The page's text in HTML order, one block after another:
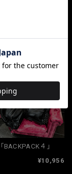
「BACKPACK４」
¥10,956